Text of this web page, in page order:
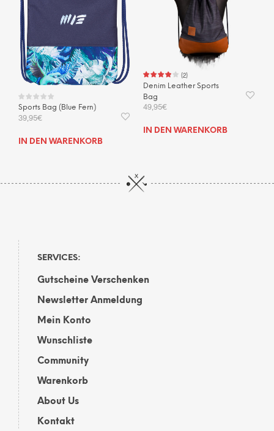
Sports Bag (Blue Fern)
39,95€
IN DEN WARENKORB
(2)
Denim Leather Sports
Bag
49,95€
IN DEN WARENKORB
SERVICES:
Gutscheine Verschenken
Newsletter Anmeldung
Mein Konto
Wunschliste
Community
Warenkorb
About Us
Kontakt